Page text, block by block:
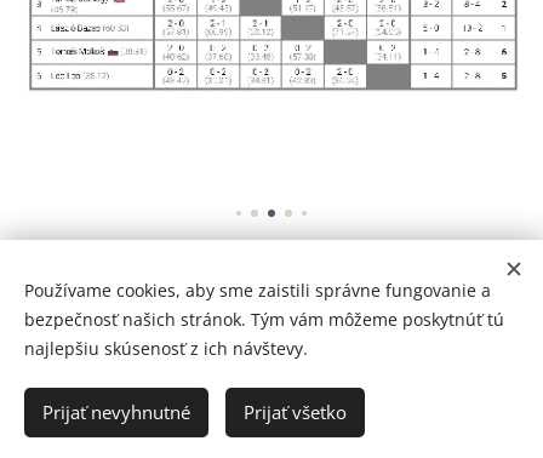
Vytvorené službouWebnode
Používame cookies, aby sme zaistili správne fungovanie a
bezpečnosť našich stránok. Tým vám môžeme poskytnúť tú
najlepšiu skúsenosť z ich návštevy.
Prijať nevyhnutné Prijať všetko